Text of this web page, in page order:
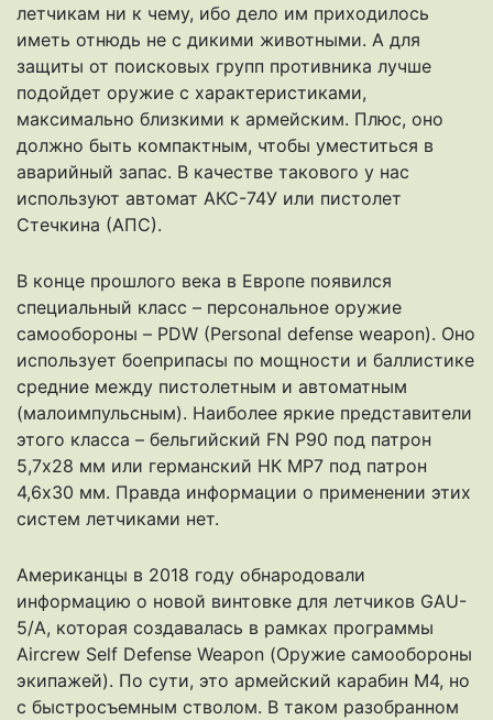
летчикам ни к чему, ибо дело им приходилось
иметь отнюдь не с дикими животными. А для
защиты от поисковых групп противника лучше
подойдет оружие с характеристиками,
максимально близкими к армейским. Плюс, оно
должно быть компактным, чтобы уместиться в
аварийный запас. В качестве такового у нас
используют автомат АКС-74У или пистолет
Стечкина (АПС).
В конце прошлого века в Европе появился
специальный класс – персональное оружие
самообороны – PDW (Personal defense weapon). Оно
использует боеприпасы по мощности и баллистике
средние между пистолетным и автоматным
(малоимпульсным). Наиболее яркие представители
этого класса – бельгийский FN Р90 под патрон
5,7х28 мм или германский НК МР7 под патрон
4,6х30 мм. Правда информации о применении этих
систем летчиками нет.
Американцы в 2018 году обнародовали
информацию о новой винтовке для летчиков GAU-
5/A, которая создавалась в рамках программы
Aircrew Self Defense Weapon (Оружие самообороны
экипажей). По сути, это армейский карабин М4, но
с быстросъемным стволом. В таком разобранном